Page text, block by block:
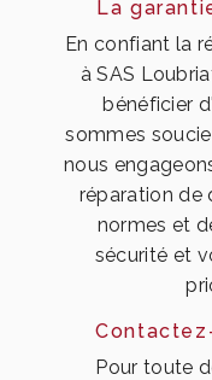
La
En confiant la
à SAS
bénéficier
sommes
nous
réparation de
normes et
sécurité et
Pour toute